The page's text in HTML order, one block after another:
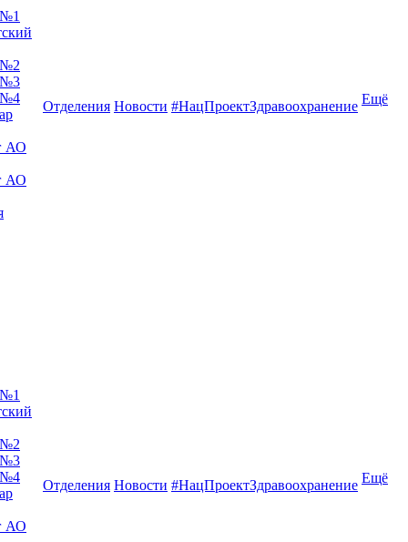
№2
№3
№4
АО
АО
Отделения Новости #НацПроектЗдравоохранение Ещё
№2
№3
№4
АО
Отделения Новости #НацПроектЗдравоохранение Ещё